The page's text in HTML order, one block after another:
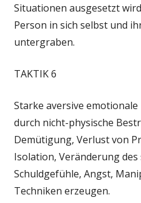
Situationen ausgesetzt
Person in sich selbst und
untergraben.
TAKTIK 6
Starke aversive
durch nicht-physische
Demütigung, Verlust von
Isolation, Veränderung
Schuldgefühle, Angst,
Techniken erzeugen.